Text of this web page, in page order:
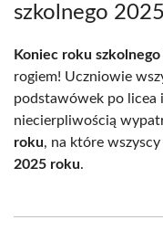
szkolnego
Koniec roku
rogiem! Uczniowie
podstawówek po licea
niecierpliwością
roku, na które
2025 roku.